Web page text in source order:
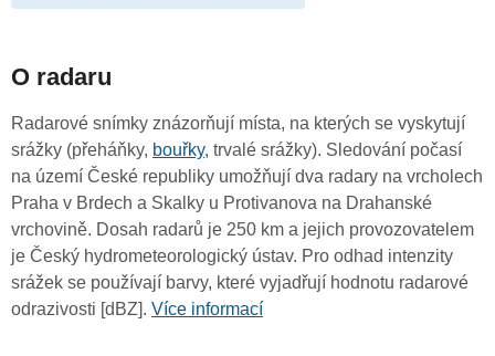
O radaru
Radarové snímky znázorňují místa, na kterých se vyskytují
srážky (přeháňky, bouřky, trvalé srážky). Sledování počasí
na území České republiky umožňují dva radary na vrcholech
Praha v Brdech a Skalky u Protivanova na Drahanské
vrchovině. Dosah radarů je 250 km a jejich provozovatelem
je Český hydrometeorologický ústav. Pro odhad intenzity
srážek se používají barvy, které vyjadřují hodnotu radarové
odrazivosti [dBZ]. Více informací